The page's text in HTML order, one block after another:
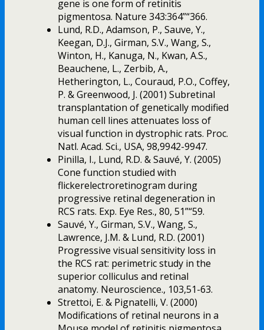
gene is one form of retinitis
pigmentosa. Nature 343:364”“366.
Lund, R.D., Adamson, P., Sauve, Y.,
Keegan, D.J., Girman, S.V., Wang, S.,
Winton, H., Kanuga, N., Kwan, A.S.,
Beauchene, L., Zerbib, A.,
Hetherington, L., Couraud, P.O., Coffey,
P. & Greenwood, J. (2001) Subretinal
transplantation of genetically modified
human cell lines attenuates loss of
visual function in dystrophic rats. Proc.
Natl. Acad. Sci., USA, 98,9942-9947.
Pinilla, I., Lund, R.D. & Sauvé, Y. (2005)
Cone function studied with
flickerelectroretinogram during
progressive retinal degeneration in
RCS rats. Exp. Eye Res., 80, 51”“59.
Sauvé, Y., Girman, S.V., Wang, S.,
Lawrence, J.M. & Lund, R.D. (2001)
Progressive visual sensitivity loss in
the RCS rat: perimetric study in the
superior colliculus and retinal
anatomy. Neuroscience., 103,51-63.
Strettoi, E. & Pignatelli, V. (2000)
Modifications of retinal neurons in a